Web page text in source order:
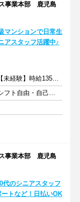
事業本部 鹿児島
マンションで日常生
アスタッフ活躍中♪
【経験者】時給1400円～【未経験】時給1350円～ ※交通費全額
週2日以上 1日4時間以上 シフト自由・自己申告
事業本部 鹿児島
代のシニアスタッフ
トなど！日払いOK